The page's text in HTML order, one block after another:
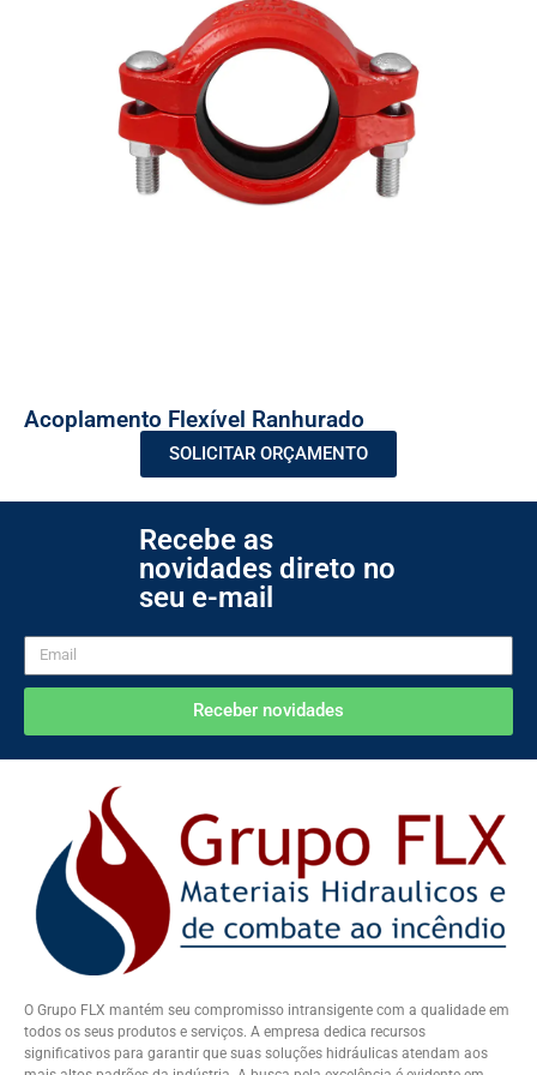
Acoplamento Flexível Ranhurado
SOLICITAR ORÇAMENTO
Recebe as
novidades direto no
seu e-mail
Receber novidades
O Grupo FLX mantém seu compromisso intransigente com a qualidade em
todos os seus produtos e serviços. A empresa dedica recursos
significativos para garantir que suas soluções hidráulicas atendam aos